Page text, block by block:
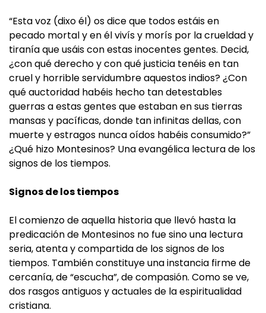
“Esta voz (dixo él) os dice que todos estáis en
pecado mortal y en él vivís y morís por la crueldad y
tiranía que usáis con estas inocentes gentes. Decid,
¿con qué derecho y con qué justicia tenéis en tan
cruel y horrible servidumbre aquestos indios? ¿Con
qué auctoridad habéis hecho tan detestables
guerras a estas gentes que estaban en sus tierras
mansas y pacíficas, donde tan infinitas dellas, con
muerte y estragos nunca oídos habéis consumido?”
¿Qué hizo Montesinos? Una evangélica lectura de los
signos de los tiempos.
Signos de los tiempos
El comienzo de aquella historia que llevó hasta la
predicación de Montesinos no fue sino una lectura
seria, atenta y compartida de los signos de los
tiempos. También constituye una instancia firme de
cercanía, de “escucha”, de compasión. Como se ve,
dos rasgos antiguos y actuales de la espiritualidad
cristiana.